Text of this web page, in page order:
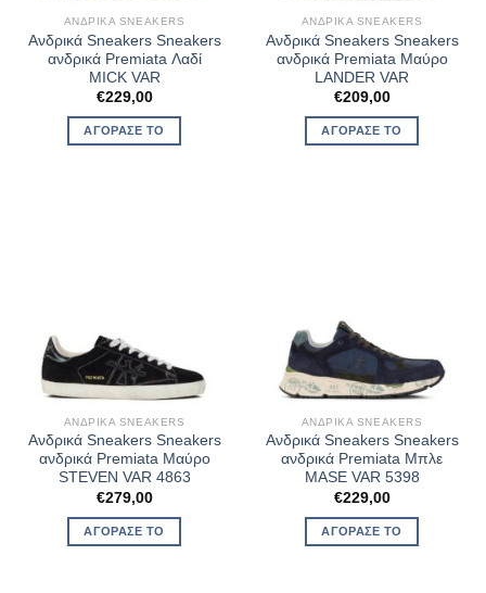
ΑΝΔΡΙΚΆ SNEAKERS
Ανδρικά Sneakers Sneakers
ανδρικά Premiata Λαδί
MICK VAR
€229,00
ΑΓΌΡΑΣΈ ΤΟ
ΑΝΔΡΙΚΆ SNEAKERS
Ανδρικά Sneakers Sneakers
ανδρικά Premiata Μαύρο
LANDER VAR
€209,00
ΑΓΌΡΑΣΈ ΤΟ
ΑΝΔΡΙΚΆ SNEAKERS
Ανδρικά Sneakers Sneakers
ανδρικά Premiata Μαύρο
STEVEN VAR 4863
€279,00
ΑΓΌΡΑΣΈ ΤΟ
ΑΝΔΡΙΚΆ SNEAKERS
Ανδρικά Sneakers Sneakers
ανδρικά Premiata Μπλε
MASE VAR 5398
€229,00
ΑΓΌΡΑΣΈ ΤΟ